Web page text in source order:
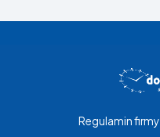
Regulamin firmy